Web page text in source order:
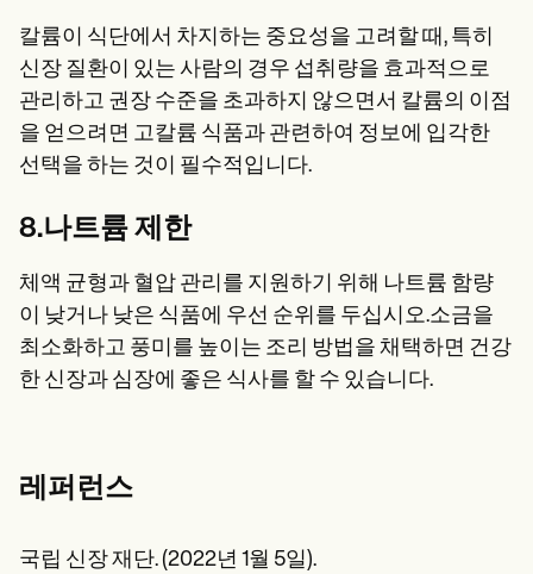
칼륨이 식단에서 차지하는 중요성을 고려할 때, 특히
신장 질환이 있는 사람의 경우 섭취량을 효과적으로
관리하고 권장 수준을 초과하지 않으면서 칼륨의 이점
을 얻으려면 고칼륨 식품과 관련하여 정보에 입각한
선택을 하는 것이 필수적입니다.
8.나트륨 제한
체액 균형과 혈압 관리를 지원하기 위해 나트륨 함량
이 낮거나 낮은 식품에 우선 순위를 두십시오.소금을
최소화하고 풍미를 높이는 조리 방법을 채택하면 건강
한 신장과 심장에 좋은 식사를 할 수 있습니다.
레퍼런스
국립 신장 재단. (2022년 1월 5일).